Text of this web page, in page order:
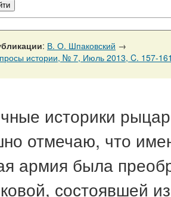
: В. О. Шпаковский →
истории, № 7, Июль 2013, C. 157-
историки
отмечаю, что
армия была
состоявшей